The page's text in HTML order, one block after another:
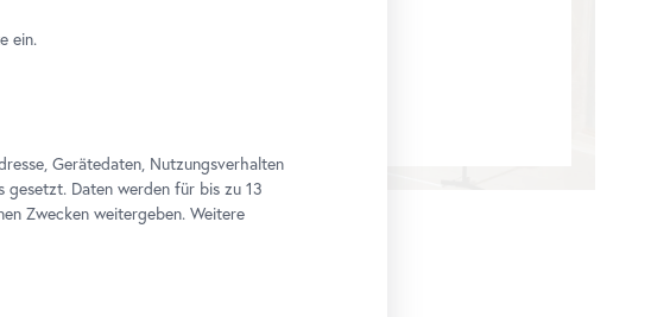
ein.
Gerätedaten, Nutzungsverhalten
gesetzt. Daten werden für bis zu 13
Zwecken weitergeben. Weitere